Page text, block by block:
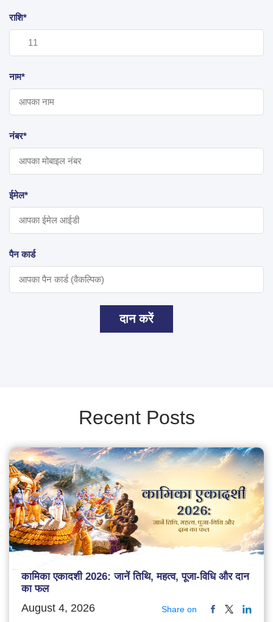
राशि*
नाम*
नंबर*
ईमेल*
पैन कार्ड
दान करें
Recent Posts
कामिका एकादशी 2026: जानें तिथि, महत्व, पूजा-विधि और दान
का फल
August 4, 2026 Share on